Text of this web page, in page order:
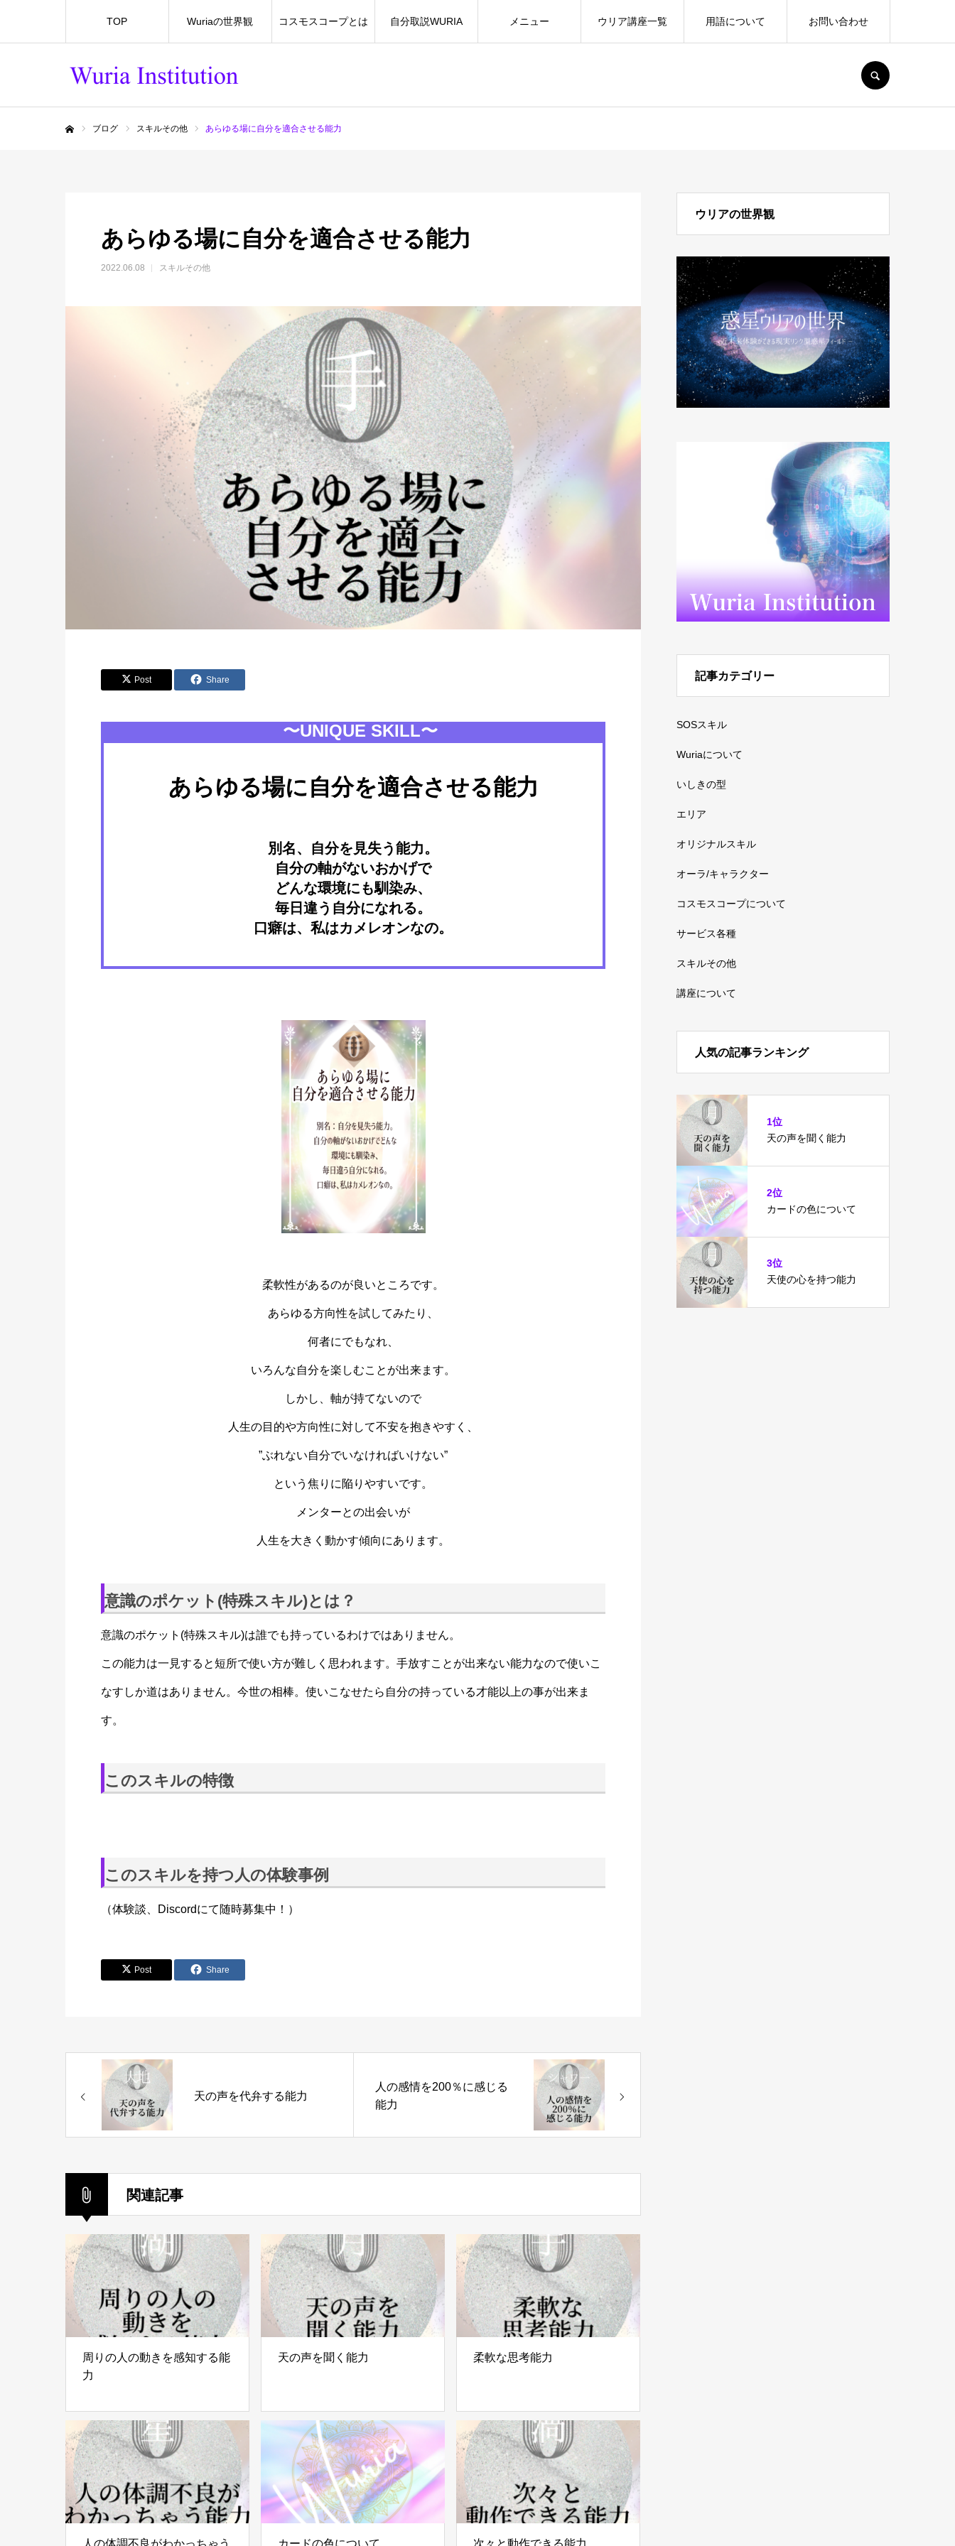
TOP Wuriaの世界観 コスモスコープとは 自分取説WURIA メニュー ウリア講座一覧 用語について お問い合わせ
ブログ スキルその他 あらゆる場に自分を適合させる能力
あらゆる場に自分を適合させる能力
2022.06.08 スキルその他
Post Share
〜UNIQUE SKILL〜
あらゆる場に自分を適合させる能力
別名、自分を見失う能力。
自分の軸がないおかげで
どんな環境にも馴染み、
毎日違う自分になれる。
口癖は、私はカメレオンなの。
柔軟性があるのが良いところです。
あらゆる方向性を試してみたり、
何者にでもなれ、
いろんな自分を楽しむことが出来ます。
しかし、軸が持てないので
人生の目的や方向性に対して不安を抱きやすく、
”ぶれない自分でいなければいけない”
という焦りに陥りやすいです。
メンターとの出会いが
人生を大きく動かす傾向にあります。
意識のポケット(特殊スキル)とは？
意識のポケット(特殊スキル)は誰でも持っているわけではありません。
この能力は一見すると短所で使い方が難しく思われます。手放すことが出来ない能力なので使いこ
なすしか道はありません。今世の相棒。使いこなせたら自分の持っている才能以上の事が出来ま
す。
このスキルの特徴
このスキルを持つ人の体験事例
（体験談、Discordにて随時募集中！）
Post Share
天の声を代弁する能力
人の感情を200％に感じる
能力
関連記事
周りの人の動きを感知する能
力
天の声を聞く能力 柔軟な思考能力
人の体調不良がわかっちゃう カードの色について 次々と動作できる能力
ウリアの世界観
記事カテゴリー
SOSスキル
Wuriaについて
いしきの型
エリア
オリジナルスキル
オーラ/キャラクター
コスモスコープについて
サービス各種
スキルその他
講座について
人気の記事ランキング
1位
天の声を聞く能力
2位
カードの色について
3位
天使の心を持つ能力